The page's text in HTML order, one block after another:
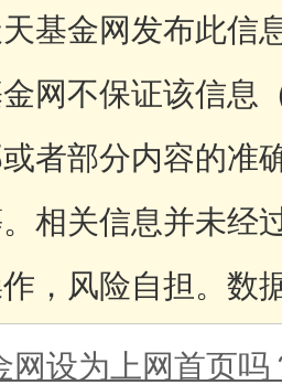
基金网发布此信
网不保证该信息
者部分内容的准
相关信息并未经
，风险自担。数
网设为上网首页吗